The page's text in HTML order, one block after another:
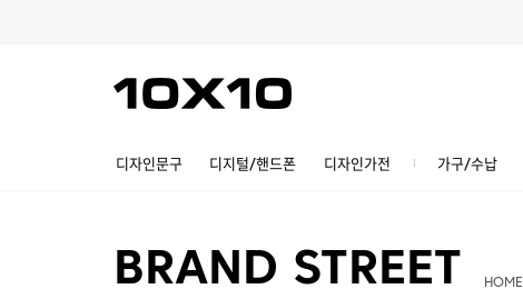
디자인문구 디지털/핸드폰 디자인가전 가구/수납
BRAND STREET HOME